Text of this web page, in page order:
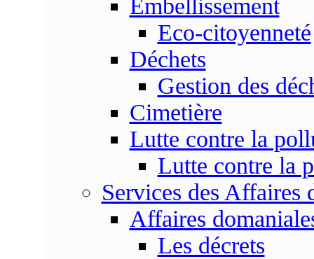
Embellissement
Eco-citoyenneté
Déchets
Gestion des
Cimetière
Lutte contre la
Lutte contre la
Services des Affaires
Affaires
Les décrets